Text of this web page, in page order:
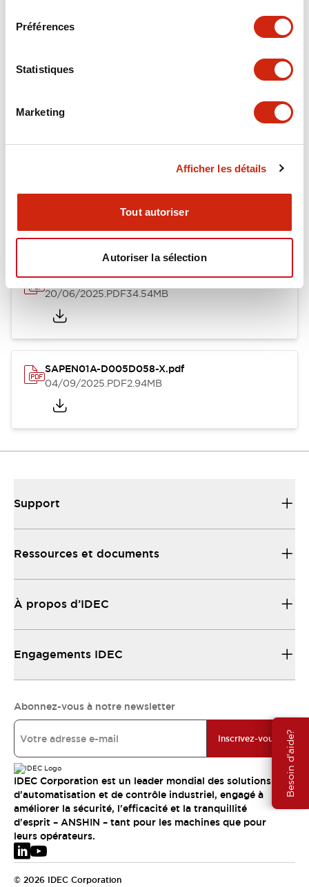
Préférences
Statistiques
Marketing
Afficher les détails
Tout autoriser
Autoriser la sélection
Besoin d'aide?
Aesthetic Specifications
EP1818-4-XA-XW EMEA
20/06/2025.PDF34.54MB
SAPEN01A-D005D058-X.pdf
04/09/2025.PDF2.94MB
Support
Ressources et documents
À propos d’IDEC
Engagements IDEC
Abonnez-vous à notre newsletter
Inscrivez-vous
IDEC Corporation est un leader mondial des solutions
d'automatisation et de contrôle industriel, engagé à
améliorer la sécurité, l'efficacité et la tranquillité
d'esprit – ANSHIN – tant pour les machines que pour
leurs opérateurs.
© 2026 IDEC Corporation